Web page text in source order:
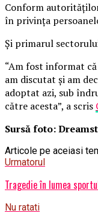
Conform
în privința
Și primarul
“Am fost informat
am discutat şi am
adoptat azi, sub
către acesta”, a scris
Sursă foto:
Articole pe aceiasi
Urmatorul
Tragedie în lumea
Nu ratati